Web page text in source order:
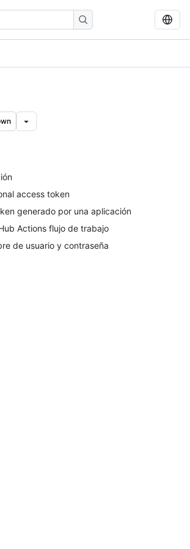
access token
generado por una aplicación
Actions flujo de trabajo
de usuario y contraseña